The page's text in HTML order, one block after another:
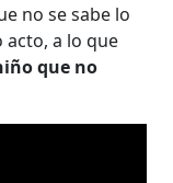
no se sabe lo
a lo que
que no